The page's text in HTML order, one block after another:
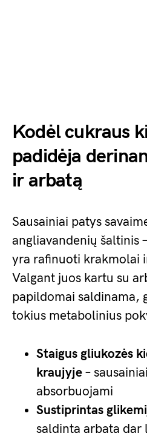
Kodėl cukraus
padidėja
ir arbatą
Sausainiai patys
angliavandenių šaltinis
yra rafinuoti krakmolai
Valgant juos kartu su
papildomai saldinama,
tokius metabolinius
Staigus gliukozės
kraujyje –
absorbuojami
Sustiprintas
saldinta arbata dar